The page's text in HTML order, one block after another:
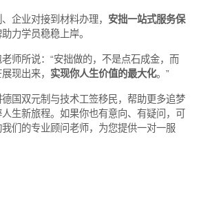
企业对接到材料办理， 安拙一站式服务保
力学员稳稳上岸。
师所说：“安拙做的，不是点石成金，而
现出来， 实现你人生价值的最大化。”
国双元制与技术工签移民，帮助更多追梦
生新旅程。如果你也有意向、有疑问，可
们的专业顾问老师，为您提供一对一服